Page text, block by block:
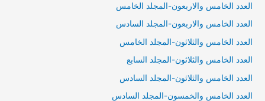
العدد الخامس والاربعون-المجلد الخامس
العدد الخامس والاربعون-المجلد السادس
العدد الخامس والثلاثون-المجلد الخامس
العدد الخامس والثلاثون-المجلد السابع
العدد الخامس والثلاثون-المجلد السادس
العدد الخامس والخمسون-المجلد السادس